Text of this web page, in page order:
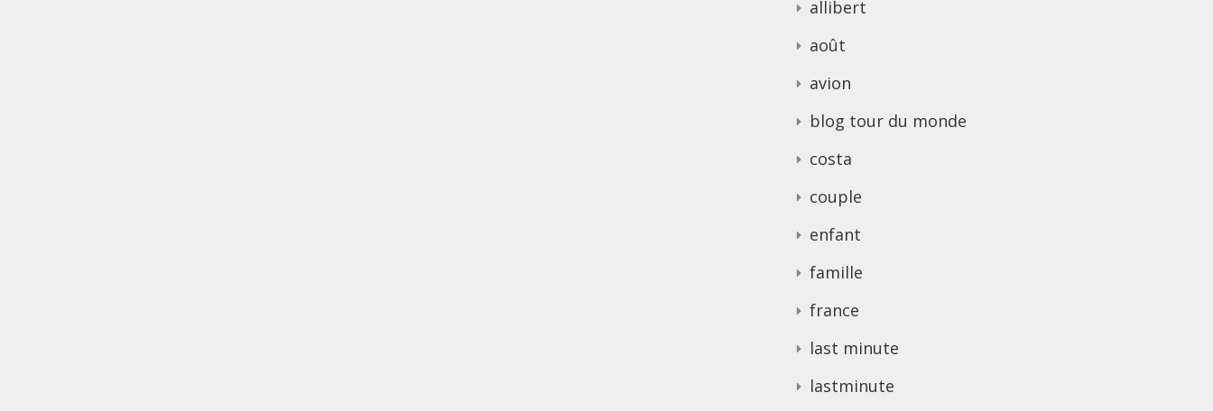
allibert
août
avion
blog tour du monde
costa
couple
enfant
famille
france
last minute
lastminute